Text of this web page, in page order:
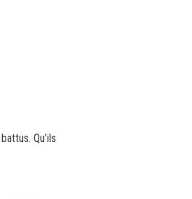
Qu’ils